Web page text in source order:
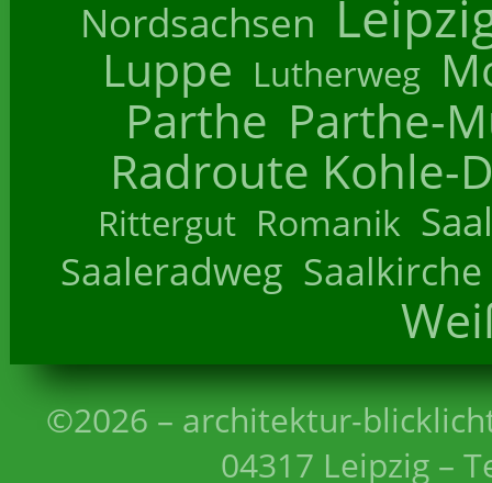
Nordsachsen
Luppe Lutherweg
Parthe Parthe-
Radroute Kohle-
Rittergut Romanik
Saaleradweg Saalkirche
©2026 – architektur-
04317 Leipzig –